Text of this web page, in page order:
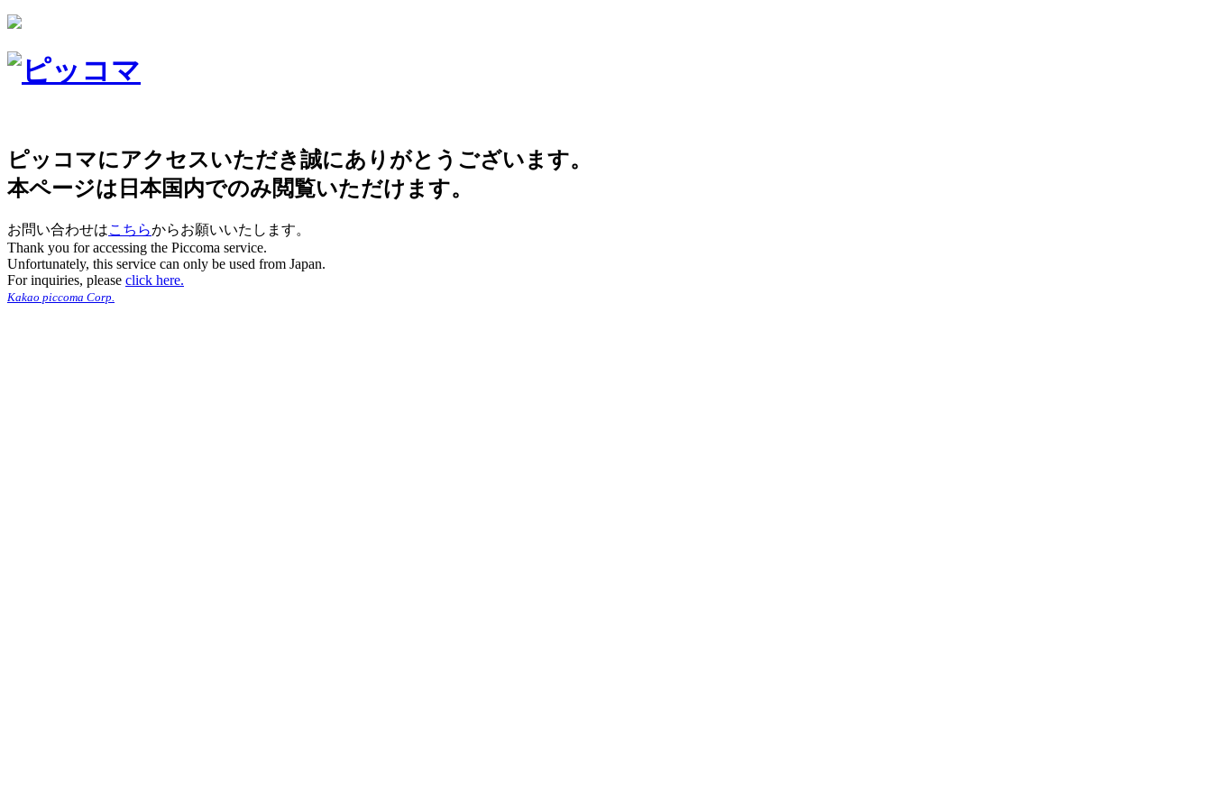
ピッコマにアクセスいただき誠にありがとうございます。
本ページは日本国内でのみ閲覧いただけます。
お問い合わせはこちらからお願いいたします。
Thank you for accessing the Piccoma service.
Unfortunately, this service can only be used from Japan.
For inquiries, please click here.
Kakao piccoma Corp.